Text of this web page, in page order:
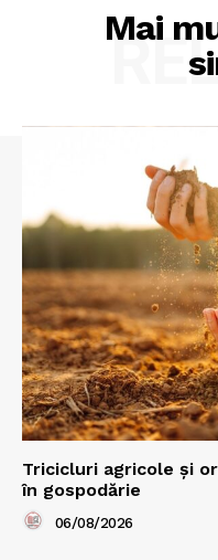
Mai
Tricicluri agricole și
în gospodărie
06/08/2026